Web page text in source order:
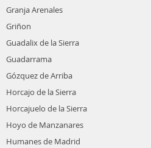
Granja Arenales
Griñon
Guadalix de la Sierra
Guadarrama
Gózquez de Arriba
Horcajo de la Sierra
Horcajuelo de la Sierra
Hoyo de Manzanares
Humanes de Madrid